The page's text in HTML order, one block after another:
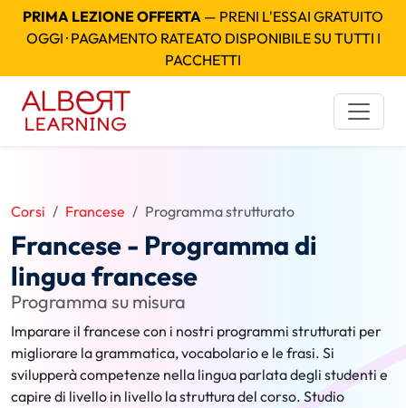
PRIMA LEZIONE OFFERTA — PRENI L'ESSAI GRATUITO
OGGI · PAGAMENTO RATEATO DISPONIBILE SU TUTTI I
PACCHETTI
Corsi Francese Programma strutturato
Francese - Programma di
lingua francese
Programma su misura
Imparare il francese con i nostri programmi strutturati per
migliorare la grammatica, vocabolario e le frasi. Si
svilupperà competenze nella lingua parlata degli studenti e
capire di livello in livello la struttura del corso. Studio